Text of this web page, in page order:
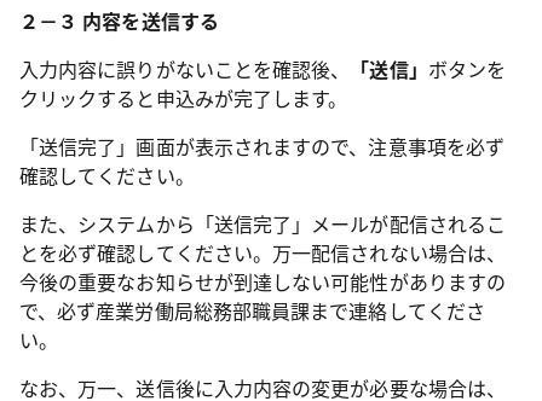
２－３ 内容を送信する
入力内容に誤りがないことを確認後、
「送信」 ボタンを
クリックすると申込みが完了します。
「送信完了」画面が表示されますので、注意事項を必ず
確認してください。
また、システムから「送信完了」メールが配信されるこ
とを必ず確認してください。万一配信されない場合は、
今後の重要なお知らせが到達しない可能性がありますの
で、必ず産業労働局総務部職員課まで連絡してくださ
い。
なお、万一、送信後に入力内容の変更が必要な場合は、